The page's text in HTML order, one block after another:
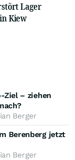
Lager
Kiew
Ziel – ziehen
Berger
Berenberg jetzt
Berger